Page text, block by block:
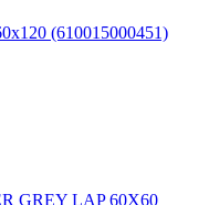
(610015000451)